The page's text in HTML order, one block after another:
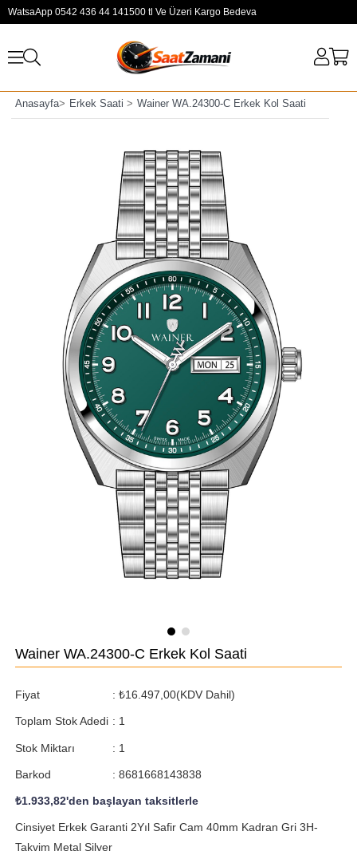
WatsaApp 0542 436 44 141500 tl Ve Üzeri Kargo Bedeva
Anasayfa> Erkek Saati > Wainer WA.24300-C Erkek Kol Saati
Wainer WA.24300-C Erkek Kol Saati
Fiyat : ₺16.497,00(KDV Dahil)
Toplam Stok Adedi : 1
Stok Miktarı : 1
Barkod : 8681668143838
₺1.933,82'den başlayan taksitlerle
Cinsiyet Erkek Garanti 2Yıl Safir Cam 40mm Kadran Gri 3H-
Takvim Metal Silver